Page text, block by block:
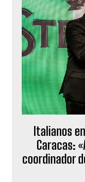
Italianos
Caracas:
coordinador